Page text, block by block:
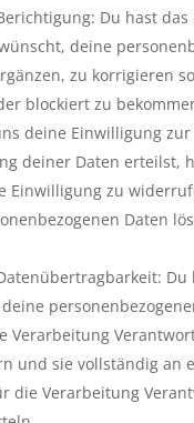
Du hast das
deine
zu korrigieren
blockiert zu
deine Einwilligung zur
deiner Daten erteilst,
Einwilligung zu
Daten
Du
Verarbeitung
und sie vollständig an
die Verarbeitung